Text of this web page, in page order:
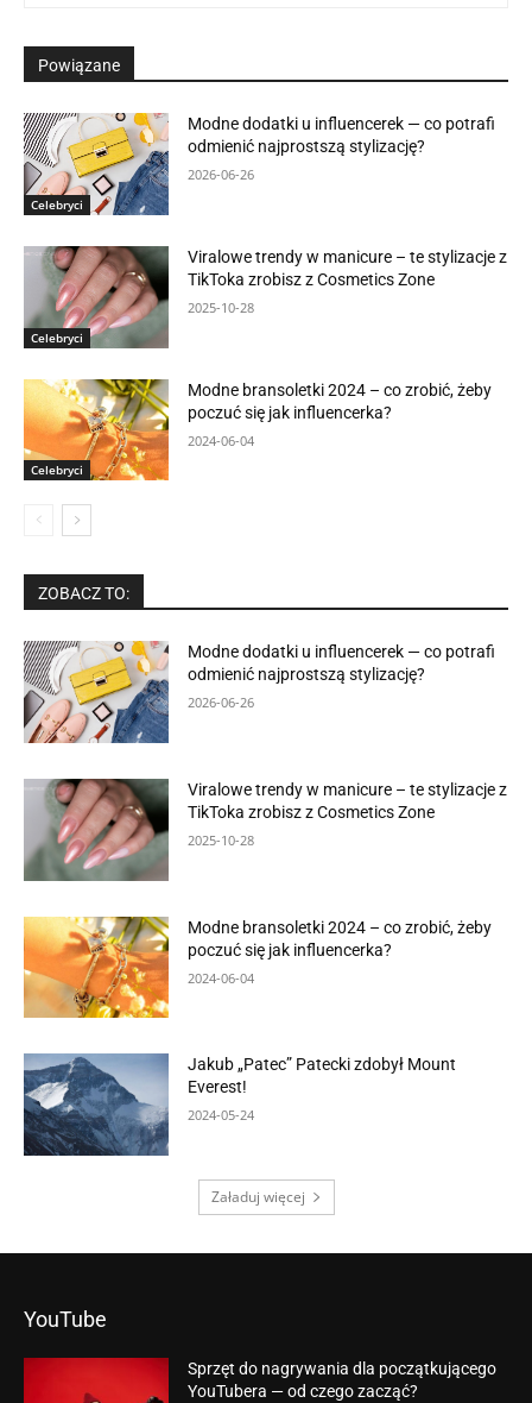
Powiązane
Celebryci
Modne dodatki u influencerek — co potrafi
odmienić najprostszą stylizację?
2026-06-26
Celebryci
Viralowe trendy w manicure – te stylizacje z
TikToka zrobisz z Cosmetics Zone
2025-10-28
Celebryci
Modne bransoletki 2024 – co zrobić, żeby
poczuć się jak influencerka?
2024-06-04
ZOBACZ TO:
Modne dodatki u influencerek — co potrafi
odmienić najprostszą stylizację?
2026-06-26
Viralowe trendy w manicure – te stylizacje z
TikToka zrobisz z Cosmetics Zone
2025-10-28
Modne bransoletki 2024 – co zrobić, żeby
poczuć się jak influencerka?
2024-06-04
Jakub „Patec” Patecki zdobył Mount
Everest!
2024-05-24
Załaduj więcej
YouTube
Sprzęt do nagrywania dla początkującego
YouTubera — od czego zacząć?